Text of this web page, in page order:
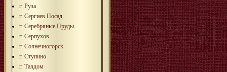
г. Руза
г. Сергиев Посад
г. Серебряные Пруды
г. Серпухов
г. Солнечногорск
г. Ступино
г. Талдом